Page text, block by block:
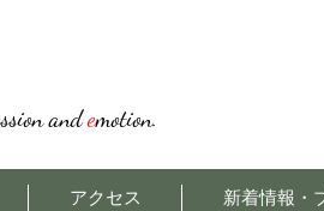
andemotion.
アクセス 新着情報・